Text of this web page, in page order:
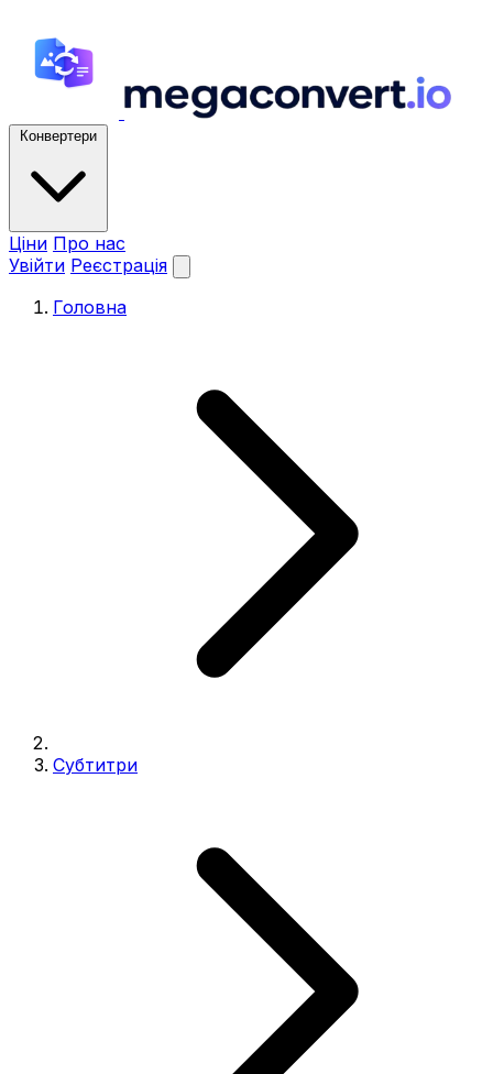
Конвертери
Ціни Про нас
Увійти Реєстрація
Головна
Субтитри